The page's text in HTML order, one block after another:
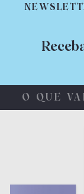
O QUE